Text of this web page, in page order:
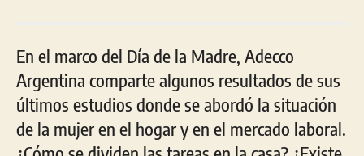
En el marco del Día de la Madre, Adecco
Argentina comparte algunos resultados de sus
últimos estudios donde se abordó la situación
de la mujer en el hogar y en el mercado laboral.